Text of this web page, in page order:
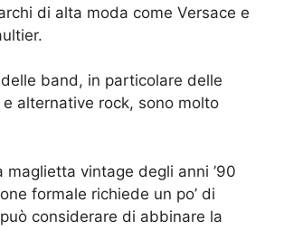
di alta moda come Versace e
band, in particolare delle
alternative rock, sono molto
maglietta vintage degli anni ’90
formale richiede un po’ di
considerare di abbinare la